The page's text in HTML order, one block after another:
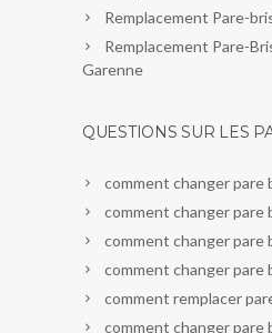
Remplacement Pare-
Remplacement Pare-
Garenne
QUESTIONS SUR LES
comment changer pare
comment changer pare
comment changer pare
comment changer pare
comment remplacer
comment changer pare